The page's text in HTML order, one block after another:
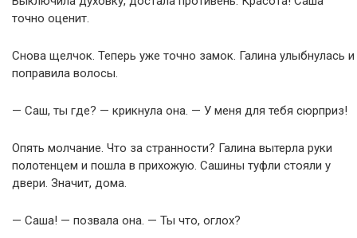
точно оценит.
Снова щелчок. Теперь уже точно замок. Галина улыбнулась и
поправила волосы.
— Саш, ты где? — крикнула она. — У меня для тебя сюрприз!
Опять молчание. Что за странности? Галина вытерла руки
полотенцем и пошла в прихожую. Сашины туфли стояли у
двери. Значит, дома.
— Саша! — позвала она. — Ты что, оглох?